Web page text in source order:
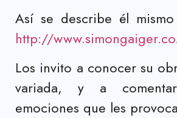
Así se describe él
http://
Los invito a conocer su
variada, y a
emociones que les